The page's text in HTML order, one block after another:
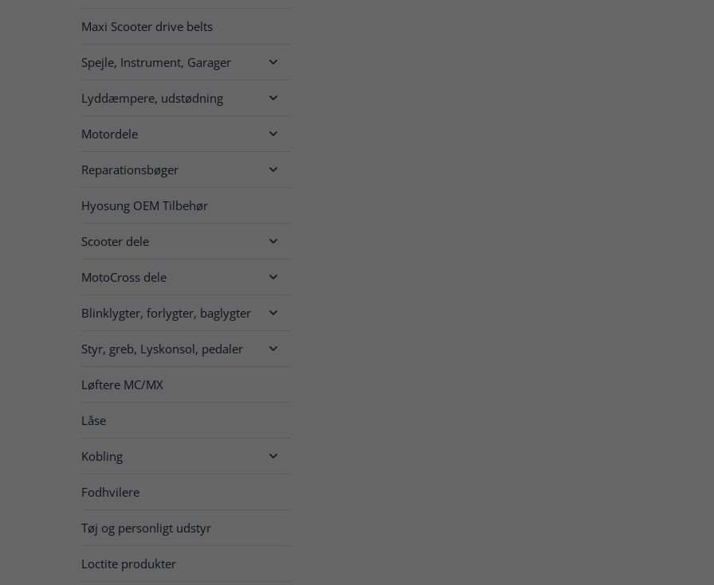
Maxi Scooter drive belts
Spejle, Instrument, Garager 
Lyddæmpere, udstødning 
Motordele 
Reparationsbøger 
Hyosung OEM Tilbehør
Scooter dele 
MotoCross dele 
Blinklygter, forlygter, baglygter 
Styr, greb, Lyskonsol, pedaler 
Løftere MC/MX
Låse
Kobling 
Fodhvilere
Tøj og personligt udstyr
Loctite produkter